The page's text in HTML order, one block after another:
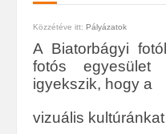
Közzétéve itt: Pályázatok
A Biatorbágyi
fotós
igyekszik, hogy a
vizuális